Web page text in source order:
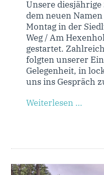
Unsere
dem neuen
Montag in der
Weg / Am
gestartet.
folgten unserer
Gelegenheit, in
uns ins Gespräch
Weiterlesen …